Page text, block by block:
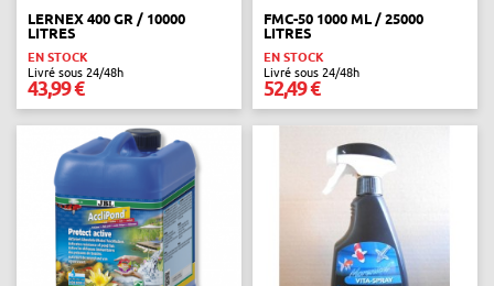
LERNEX 400 GR / 10000
LITRES
EN STOCK
Livré sous 24/48h
43,99 €
FMC-50 1000 ML / 25000
LITRES
EN STOCK
Livré sous 24/48h
52,49 €